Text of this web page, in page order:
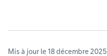
Mis à jour le 18 décembre 2025